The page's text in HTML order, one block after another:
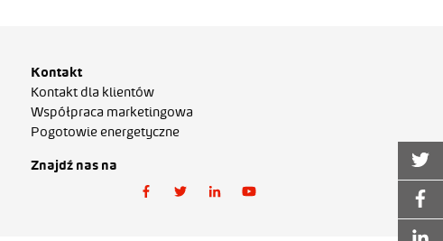
Kontakt
Kontakt dla klientów
Współpraca marketingowa
Pogotowie energetyczne
Znajdź nas na